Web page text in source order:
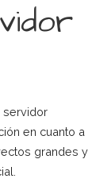
servidor
en cuanto a
grandes y